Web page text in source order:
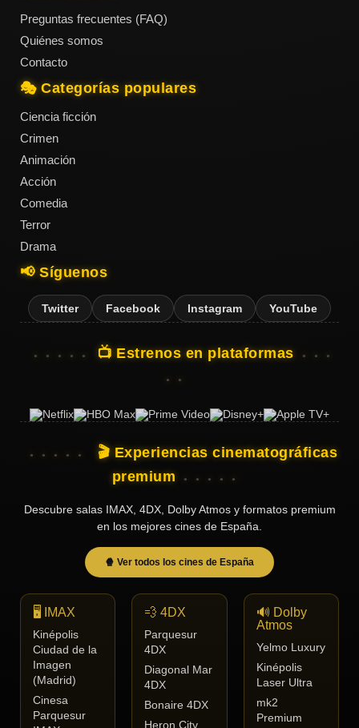
Preguntas frecuentes (FAQ)
Quiénes somos
Contacto
🎭 Categorías populares
Ciencia ficción
Crimen
Animación
Acción
Comedia
Terror
Drama
📢 Síguenos
Twitter Facebook Instagram YouTube
📺 Estrenos en plataformas
🎬 Experiencias cinematográficas
premium
Descubre salas IMAX, 4DX, Dolby Atmos y formatos premium
en los mejores cines de España.
🍿 Ver todos los cines de España
🖥️ IMAX
Kinépolis
Ciudad de la
Imagen
(Madrid)
Cinesa
Parquesur
💨 4DX
Parquesur
4DX
Diagonal Mar
4DX
Bonaire 4DX
Heron City
🔊 Dolby
Atmos
Yelmo Luxury
Kinépolis
Laser Ultra
mk2
Premium